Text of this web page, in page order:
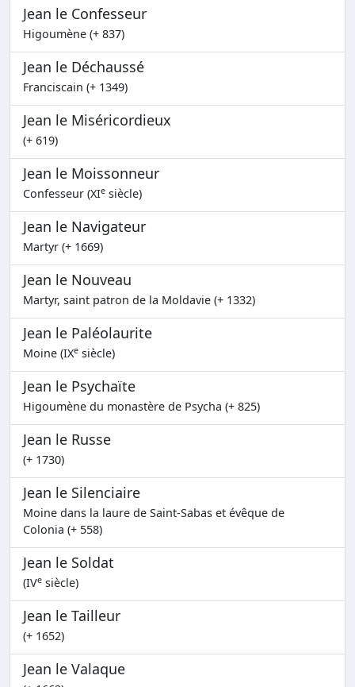
Jean le Confesseur
Higoumène (+ 837)
Jean le Déchaussé
Franciscain (+ 1349)
Jean le Miséricordieux
(+ 619)
Jean le Moissonneur
Confesseur (XIe siècle)
Jean le Navigateur
Martyr (+ 1669)
Jean le Nouveau
Martyr, saint patron de la Moldavie (+ 1332)
Jean le Paléolaurite
Moine (IXe siècle)
Jean le Psychaïte
Higoumène du monastère de Psycha (+ 825)
Jean le Russe
(+ 1730)
Jean le Silenciaire
Moine dans la laure de Saint-Sabas et évêque de
Colonia (+ 558)
Jean le Soldat
(IVe siècle)
Jean le Tailleur
(+ 1652)
Jean le Valaque